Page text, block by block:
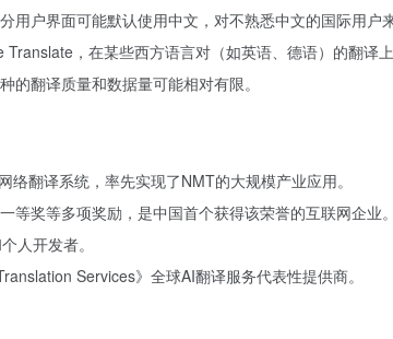
用户界面可能默认使用中文，对不熟悉中文的国际用户
，在某些西方语言对（如英语、德语）的翻译
的翻译质量和数据量可能相对有限。
翻译系统，率先实现了NMT的大规模产业应用。
等奖等多项奖励，是中国首个获得该荣誉的互联网企业。
人开发者。
Services》全球AI翻译服务代表性提供商。